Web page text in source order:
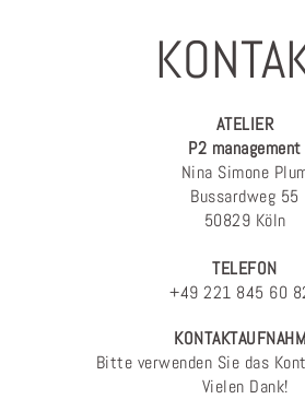
ATELIER
P2 management
Nina Simone
Bussardweg 55
50829 Köln
TELEFON
+49 221 845 60
Bitte verwenden Sie das
Vielen Dank!